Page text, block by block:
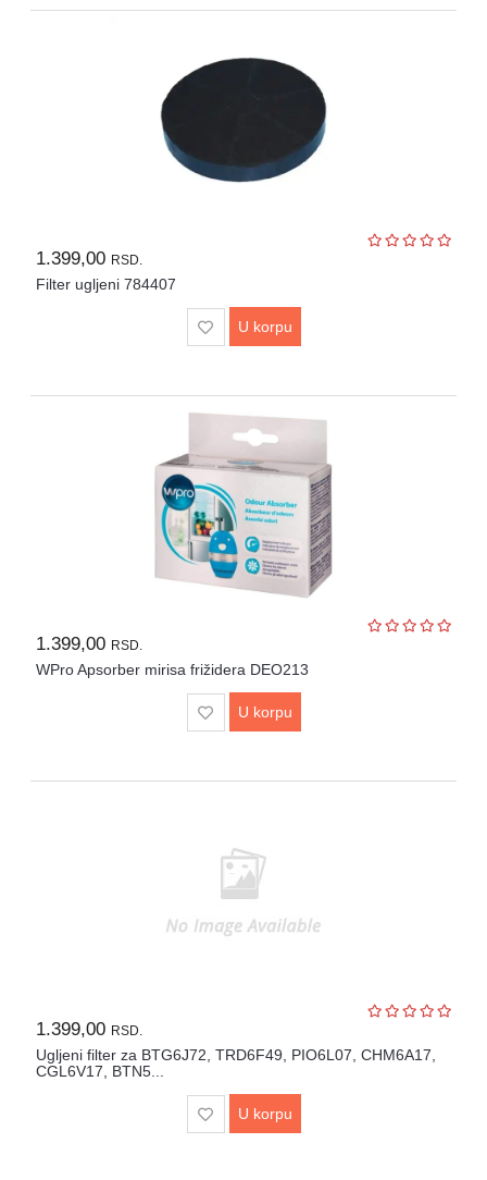
1.399,00 RSD.
Filter ugljeni 784407
U korpu
1.399,00 RSD.
WPro Apsorber mirisa frižidera DEO213
U korpu
1.399,00 RSD.
Ugljeni filter za BTG6J72, TRD6F49, PIO6L07, CHM6A17,
CGL6V17, BTN5...
U korpu